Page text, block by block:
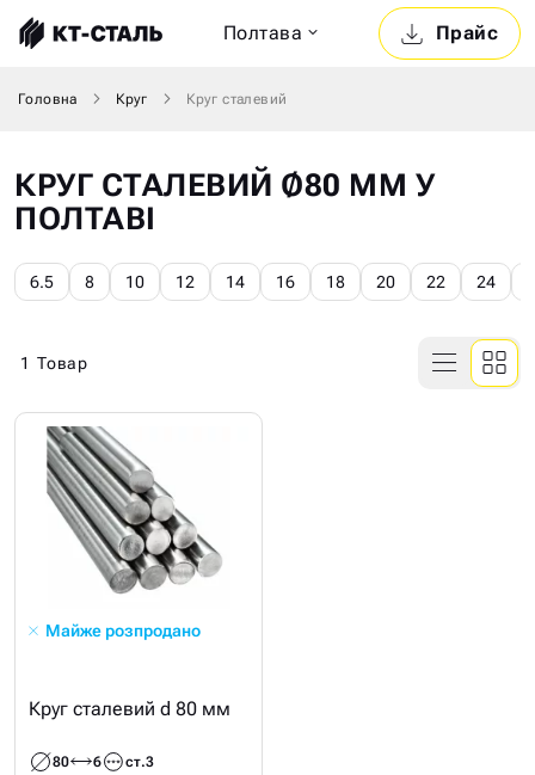
Прайс
Полтава
Головна Круг Круг сталевий
КРУГ СТАЛЕВИЙ Ø80 ММ У
ПОЛТАВІ
6.5 8 10 12 14 16 18 20 22 24
1 Товар
Майже розпродано
Круг сталевий d 80 мм
80 6 ст.3